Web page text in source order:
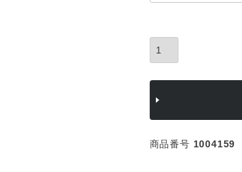
商品番号 1004159